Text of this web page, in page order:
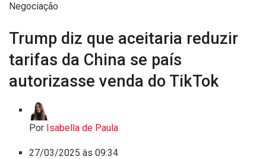
Negociação
Trump diz que aceitaria reduzir
tarifas da China se país
autorizasse venda do TikTok
Por Isabella de Paula
27/03/2025 às 09:34